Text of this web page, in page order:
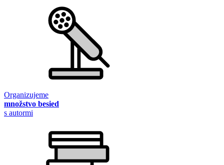
Organizujeme
množstvo besied
s autormi